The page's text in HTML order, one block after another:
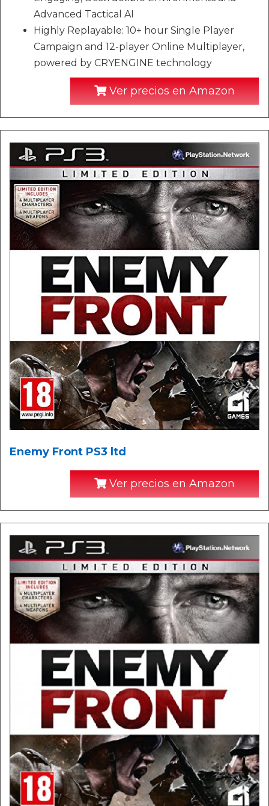
Advanced Tactical AI
Highly Replayable: 10+ hour Single Player
Campaign and 12-player Online Multiplayer,
powered by CRYENGINE technology
Ver precios en Amazon
Enemy Front PS3 ltd
Ver precios en Amazon